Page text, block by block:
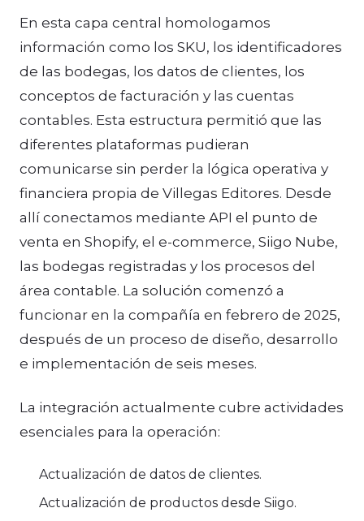
En esta capa central homologamos
información como los SKU, los identificadores
de las bodegas, los datos de clientes, los
conceptos de facturación y las cuentas
contables. Esta estructura permitió que las
diferentes plataformas pudieran
comunicarse sin perder la lógica operativa y
financiera propia de Villegas Editores. Desde
allí conectamos mediante API el punto de
venta en Shopify, el e-commerce, Siigo Nube,
las bodegas registradas y los procesos del
área contable. La solución comenzó a
funcionar en la compañía en febrero de 2025,
después de un proceso de diseño, desarrollo
e implementación de seis meses.
La integración actualmente cubre actividades
esenciales para la operación:
Actualización de datos de clientes.
Actualización de productos desde Siigo.